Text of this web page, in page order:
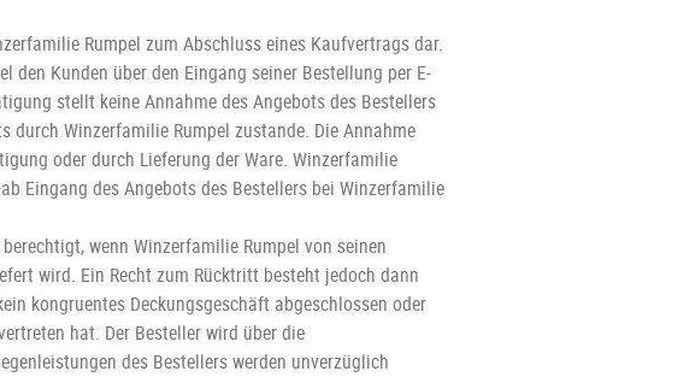
Rumpel zum Abschluss eines Kaufvertrags dar.
den Kunden über den Eingang seiner Bestellung per E-
stellt keine Annahme des Angebots des Bestellers
durch Winzerfamilie Rumpel zustande. Die Annahme
oder durch Lieferung der Ware. Winzerfamilie
Eingang des Angebots des Bestellers bei Winzerfamilie
wenn Winzerfamilie Rumpel von seinen
wird. Ein Recht zum Rücktritt besteht jedoch dann
kongruentes Deckungsgeschäft abgeschlossen oder
hat. Der Besteller wird über die
des Bestellers werden unverzüglich